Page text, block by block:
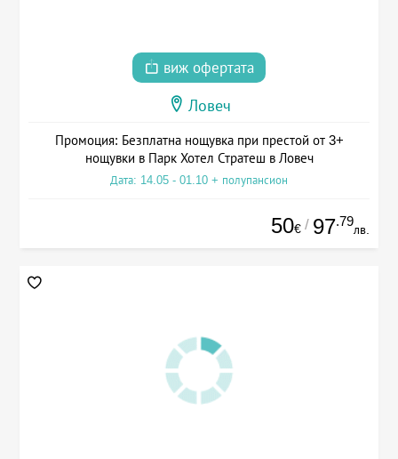
виж офертата
Ловеч
Промоция: Безплатна нощувка при престой от 3+
нощувки в Парк Хотел Стратеш в Ловеч
Дата: 14.05 - 01.10 + полупансион
50€ / 97.79
лв.